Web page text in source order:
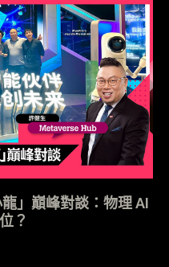
」巔峰對談：物理 AI
？